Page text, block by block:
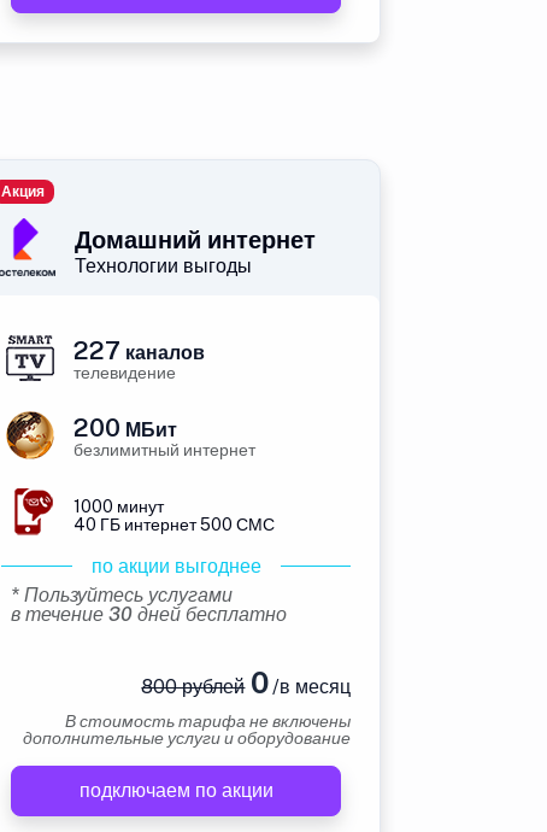
Домашний интернет
Технологии выгоды
Акция
227 каналов
телевидение
200 МБит
безлимитный интернет
1000 минут
40 ГБ интернет 500 СМС
по акции выгоднее
* Пользуйтесь услугами
в течение 30 дней бесплатно
800 рублей0/в месяц
В стоимость тарифа не включены
дополнительные услуги и оборудование
подключаем по акции